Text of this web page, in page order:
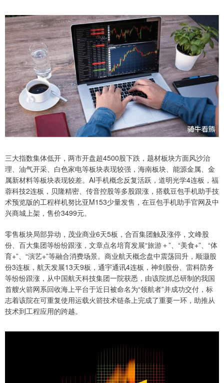
三大指数集体低开，两市开盘超4500股下跌，题材板块方面风沙治
理、油气开采、白色家电等板块表现较强，海南板块、能源金属、金
属新材料等板块表现较差。AI手机概念反复活跃，道明光学4连板，福
蓉科技2连板，贝隆精密、传音控股等多股跟涨，搭载豆包手机助手技
术预览版的工程样机努比亚M153少量发售，在豆包手机助手官网及中
兴商城上架，售价3499元。
零售板块局部异动，茂业商业6天5板，合百集团触及涨停，文峰股
份、百大集团等纷纷跟涨，文章点名培育发展“旅游＋”、“美食+”、“体
育+”、“演艺+”等融合消费场景。商业航天概念盘中震荡回升，顺灏股
份3连板，航天发展13天9板，通宇通讯4连板，神剑股份、雷科防务
等纷纷跟涨，从中国航天科技集团一院获悉，由该院抓总研制的我国
首艘火箭网系回收海上平台于近日被命名为“领航者”并成功交付，标
志着该院在可重复使用运载火箭技术链条上完成了重要一环，助推从
技术到工程应用的跨越。